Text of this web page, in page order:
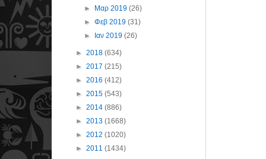
► Μαρ 2019(26)
►Φεβ 2019(31)
► Ιαν 2019(26)
► 2018 (634)
► 2017 (215)
► 2016 (412)
► 2015 (543)
► 2014 (886)
► 2013 (1668)
► 2012 (1020)
► 2011 (1434)